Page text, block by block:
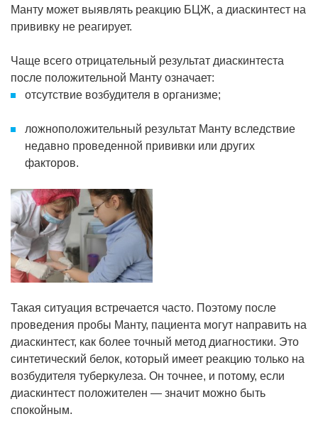
Манту может выявлять реакцию БЦЖ, а диаскинтест на
прививку не реагирует.
Чаще всего отрицательный результат диаскинтеста
после положительной Манту означает:
отсутствие возбудителя в организме;
ложноположительный результат Манту вследствие
недавно проведенной прививки или других
факторов.
Такая ситуация встречается часто. Поэтому после
проведения пробы Манту, пациента могут направить на
диаскинтест, как более точный метод диагностики. Это
синтетический белок, который имеет реакцию только на
возбудителя туберкулеза. Он точнее, и потому, если
диаскинтест положителен — значит можно быть
спокойным.